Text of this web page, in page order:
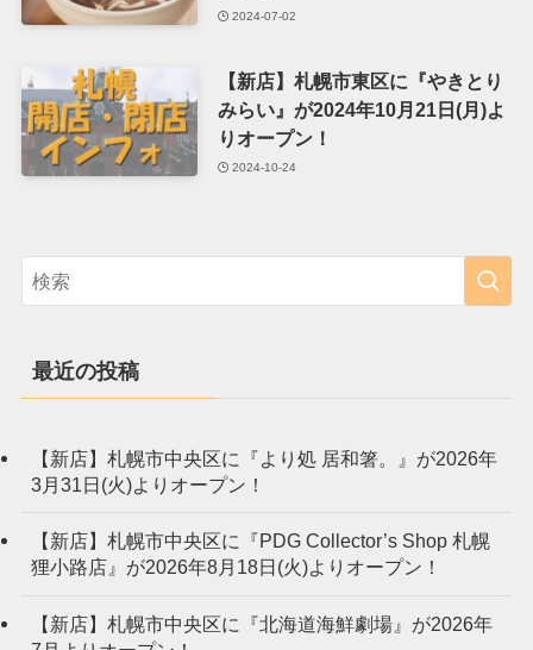
2024-07-02
【新店】札幌市東区に『やきとり
みらい』が2024年10月21日(月)よ
りオープン！
2024-10-24
最近の投稿
【新店】札幌市中央区に『より処 居和箸。』が2026年
3月31日(火)よりオープン！
【新店】札幌市中央区に『PDG Collector’s Shop 札幌
狸小路店』が2026年8月18日(火)よりオープン！
【新店】札幌市中央区に『北海道海鮮劇場』が2026年